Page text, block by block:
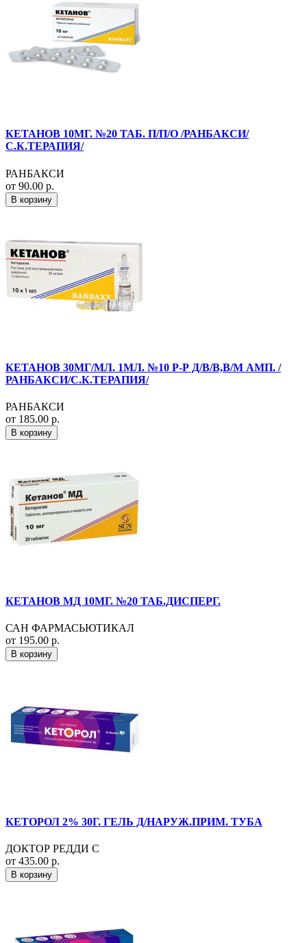
КЕТАНОВ 10МГ. №20 ТАБ. П/П/О /РАНБАКСИ/
С.К.ТЕРАПИЯ/
РАНБАКСИ
от 90.00 р.
В корзину
КЕТАНОВ 30МГ/МЛ. 1МЛ. №10 Р-Р Д/В/В,В/М АМП. /
РАНБАКСИ/С.К.ТЕРАПИЯ/
РАНБАКСИ
от 185.00 р.
В корзину
КЕТАНОВ МД 10МГ. №20 ТАБ.ДИСПЕРГ.
САН ФАРМАСЬЮТИКАЛ
от 195.00 р.
В корзину
КЕТОРОЛ 2% 30Г. ГЕЛЬ Д/НАРУЖ.ПРИМ. ТУБА
ДОКТОР РЕДДИ С
от 435.00 р.
В корзину